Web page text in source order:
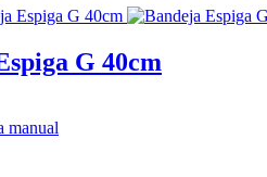
G 40cm